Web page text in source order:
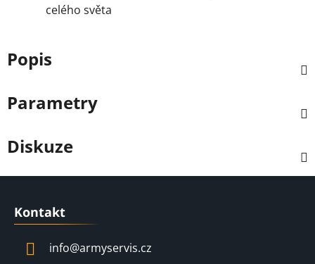
celého světa
Popis
Parametry
Diskuze
Kontakt
info@armyservis.cz